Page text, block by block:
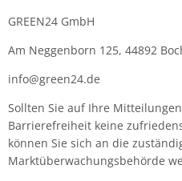
GREEN24 GmbH
Am Neggenborn 125, 44892
info@green24.de
Sollten Sie auf Ihre
Barrierefreiheit keine
können Sie sich an die
Marktüberwachungsbehörde